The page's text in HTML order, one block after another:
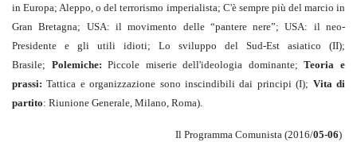
in Europa; Aleppo, o del terrorismo imperialista; C'è sempre più del marcio in
Gran Bretagna; USA: il movimento delle “pantere nere”; USA: il neo-
Presidente e gli utili idioti; Lo sviluppo del Sud-Est asiatico (II);
Brasile; Polemiche:Piccole miserie dell'ideologia dominante; Teoria e
prassi: Tattica e organizzazione sono inscindibili dai principi (I); Vita di
partito: Riunione Generale, Milano, Roma).
Il Programma Comunista (2016/05-06)